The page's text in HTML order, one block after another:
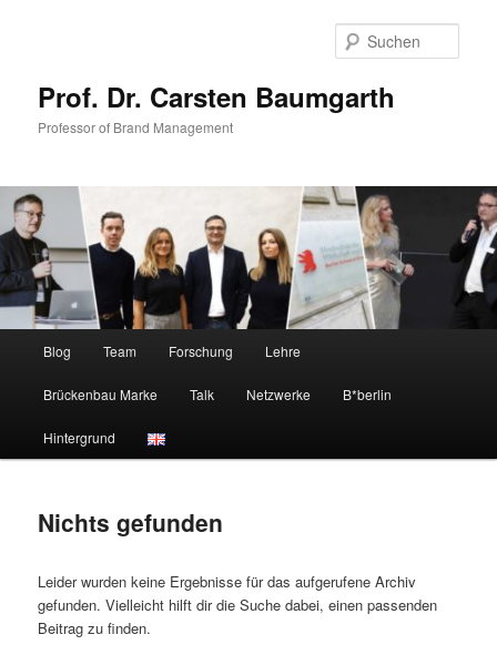
Prof. Dr. Carsten Baumgarth
Professor of Brand Management
Blog Team Forschung Lehre
Brückenbau Marke Talk Netzwerke B*berlin
Hintergrund
Nichts gefunden
Leider wurden keine Ergebnisse für das aufgerufene Archiv
gefunden. Vielleicht hilft dir die Suche dabei, einen passenden
Beitrag zu finden.